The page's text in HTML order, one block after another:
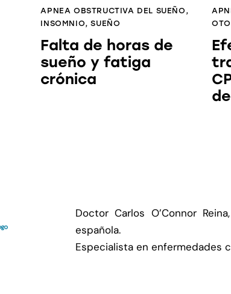
APNEA OBSTRUCTIVA DEL SUEÑO ,
INSOMNIO,SUEÑO
Falta de horas de
sueño y fatiga
crónica
Doctor Carlos O’Connor
española.
Especialista en enfermedades